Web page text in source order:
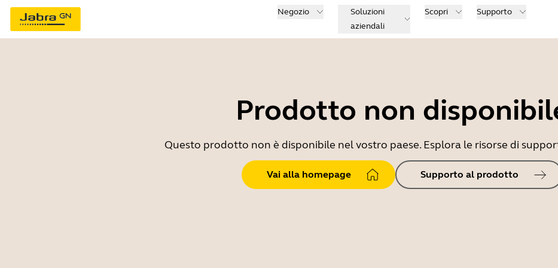
Negozio
Soluzioni
aziendali
Scopri Supporto
Prodotto non
Questo prodotto non è disponibile nel vostro paese. Esplora le risorse di
Vai alla homepage Supporto al prodotto